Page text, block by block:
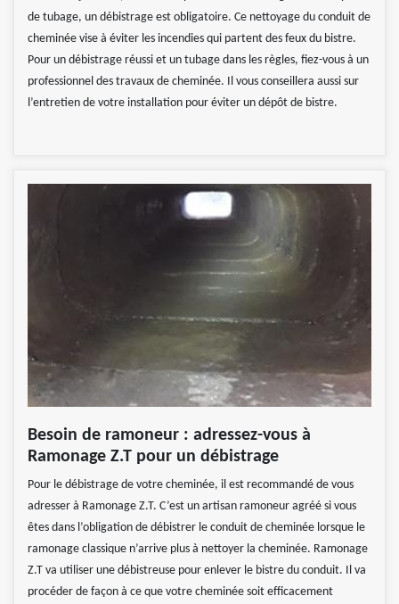
de tubage, un débistrage est obligatoire. Ce nettoyage du conduit de
cheminée vise à éviter les incendies qui partent des feux du bistre.
Pour un débistrage réussi et un tubage dans les règles, fiez-vous à un
professionnel des travaux de cheminée. Il vous conseillera aussi sur
l’entretien de votre installation pour éviter un dépôt de bistre.
Besoin de ramoneur : adressez-vous à
Ramonage Z.T pour un débistrage
Pour le débistrage de votre cheminée, il est recommandé de vous
adresser à Ramonage Z.T. C’est un artisan ramoneur agréé si vous
êtes dans l’obligation de débistrer le conduit de cheminée lorsque le
ramonage classique n’arrive plus à nettoyer la cheminée. Ramonage
Z.T va utiliser une débistreuse pour enlever le bistre du conduit. Il va
procéder de façon à ce que votre cheminée soit efficacement